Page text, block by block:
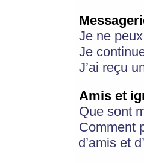
Je ne
Je
J’ai reçu
Amis et
Que sont
Comment
d’amis et